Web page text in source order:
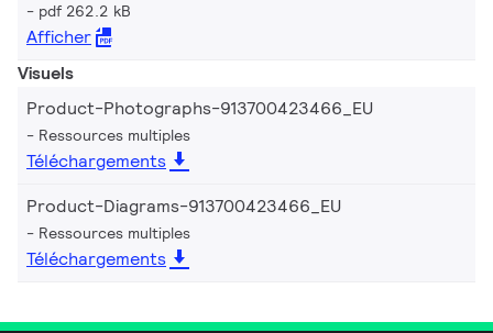
pdf 262.2 kB
Afficher
Visuels
Product-Photographs-913700423466_EU
Ressources multiples
Téléchargements
Product-Diagrams-913700423466_EU
Ressources multiples
Téléchargements